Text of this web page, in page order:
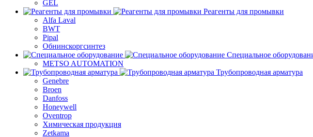
GEL
Реагенты для промывки
Alfa Laval
BWT
Pipal
Обнинскоргсинтез
Специальное
METSO AUTOMATION
Трубопроводная арматура
Genebre
Broen
Danfoss
Honeywell
Oventrop
Химическая продукция
Zetkama